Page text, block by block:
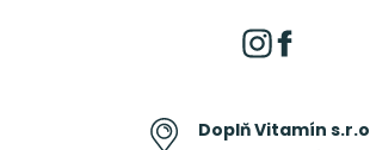
Doplň Vitamín s.r.o